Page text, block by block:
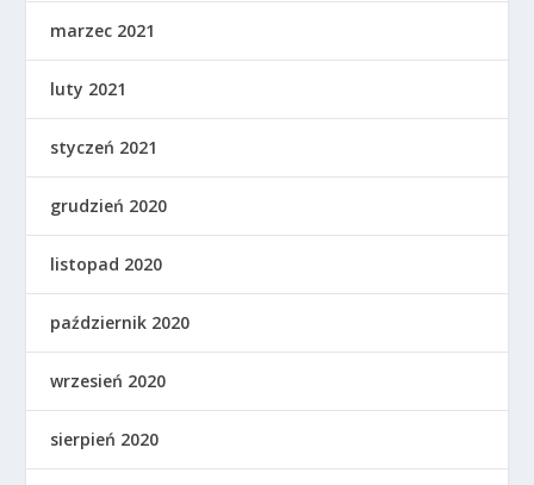
marzec 2021
luty 2021
styczeń 2021
grudzień 2020
listopad 2020
październik 2020
wrzesień 2020
sierpień 2020